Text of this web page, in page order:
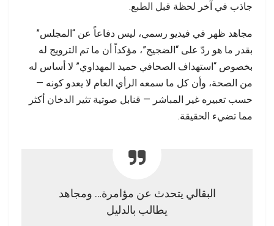
جاذب في آخر لحظة قبل الطبع.
مجاهد ظهر في فيديو رسمي، ليس دفاعاً عن “المجلس”
بقدر ما هو ردّ على “الضجيج”، مؤكداً أن ما تم الترويج له
بخصوص “استهداف الصحافي حميد المهداوي” لا أساس له
من الصحة، وأن كل ما سمعه الرأي العام لا يعدو كونه —
حسب تعبيره غير المباشر — قنابل صوتية تثير الدخان أكثر
مما تضيء الحقيقة.
البقالي يتحدث عن مؤامرة… ومجاهد
يطالب بالدليل